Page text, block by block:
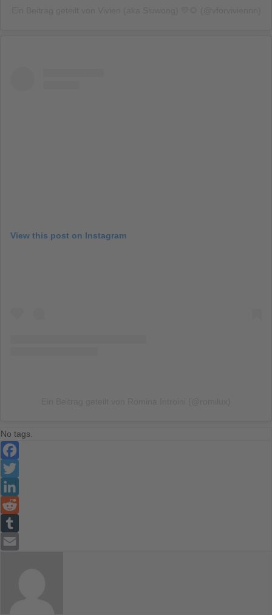
View this post on Instagram
No tags.
Facebook
Twitter
LinkedIn
Reddit
Tumblr